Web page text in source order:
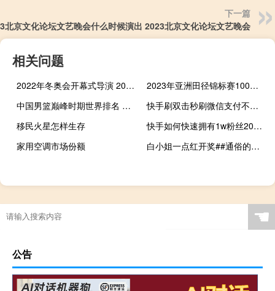
下一篇
北京文化论坛文艺晚会什么时候演出 2023北京文化论坛文艺晚会
相关问题
2022年冬奥会开幕式导演 2022冬奥会放弃张艺谋
2023年亚洲田径锦标赛100米栏决赛时间 2023年田径赛事一览表
中国男篮巅峰时期世界排名 中国男篮球员排名
快手刷双击秒刷微信支付不限流 - 刷快手call网站
移民火星怎样生存
快手如何快速拥有1w粉丝2020QQ空间免费刷说说赞
家用空调市场份额
白小姐一点红开奖##通俗的最新解答-3265.CC.215
☚
公告